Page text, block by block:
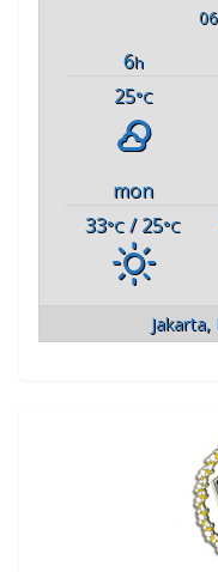
6h
25°C
mon
33°C / 25°C
Jakarta,